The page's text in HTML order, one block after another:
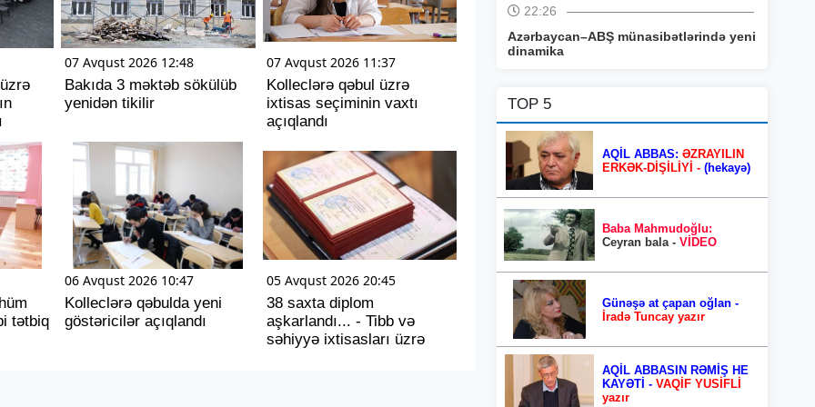
07 Avqust 2026 12:48
Bakıda 3 məktəb sökülüb
yenidən tikilir
07 Avqust 2026 11:37
Kolleclərə qəbul üzrə
ixtisas seçiminin vaxtı
açıqlandı
tətbiq
06 Avqust 2026 10:47
Kolleclərə qəbulda yeni
göstəricilər açıqlandı
05 Avqust 2026 20:45
38 saxta diplom
aşkarlandı... - Tibb və
səhiyyə ixtisasları üzrə
22:26
Azərbaycan–ABŞ münasibətlərində yeni
dinamika
TOP 5
AQİL ABBAS: ƏZRAYILIN
ERKƏK-DİŞİLİYİ - (hekayə)
Baba Mahmudoğlu:
Ceyran bala - VİDEO
Günəşə at çapan oğlan -
İradə Tuncay yazır
AQİL ABBASIN RƏMİŞ HE
KAYƏTİ - VAQİF YUSİFLİ
yazır